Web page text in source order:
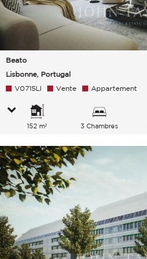
Beato
Lisbonne, Portugal
V0715LI Vente Appartement
152 m² 3 Chambres